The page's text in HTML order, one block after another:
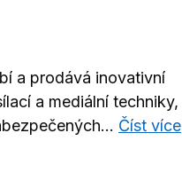
a prodává inovativní
a mediální techniky,
Číst více